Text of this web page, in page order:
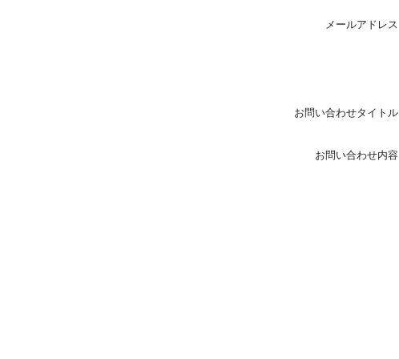
メールアドレス
お問い合わせタイトル
お問い合わせ内容